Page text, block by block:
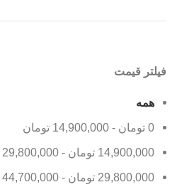
فیلتر قیمت
همه
0 تومان -
14,900,000 تومان
14,900,000 تومان -
29,800,000
29,800,000 تومان -
44,700,000